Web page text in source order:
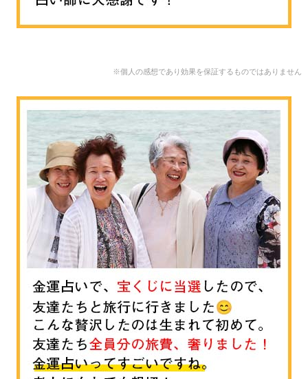
※個人の感想であり効果を保証するものではありません